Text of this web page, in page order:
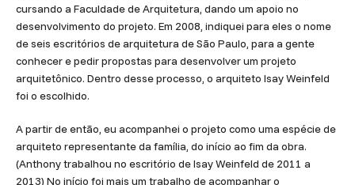
cursando a Faculdade de Arquitetura, dando um apoio no
desenvolvimento do projeto. Em 2008, indiquei para eles o nome
de seis escritórios de arquitetura de São Paulo, para a gente
conhecer e pedir propostas para desenvolver um projeto
arquitetônico. Dentro desse processo, o arquiteto Isay Weinfeld
foi o escolhido.
A partir de então, eu acompanhei o projeto como uma espécie de
arquiteto representante da família, do início ao fim da obra.
(Anthony trabalhou no escritório de Isay Weinfeld de 2011 a
2013) No início foi mais um trabalho de acompanhar o